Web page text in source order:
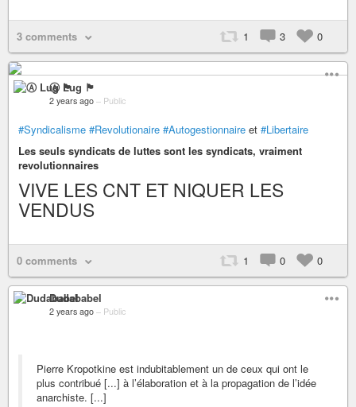
3 comments 1 3 0
Ⓐ Lug 🏴
2 years ago – Public
#Syndicalisme #Revolutionaire #Autogestionnaire et #Libertaire
Les seuls syndicats de luttes sont les syndicats, vraiment
revolutionnaires
VIVE LES CNT ET NIQUER LES
VENDUS
0 comments 1 0 0
Dudababel
2 years ago – Public
Pierre Kropotkine est indubitablement un de ceux qui ont le
plus contribué [...] à l’élaboration et à la propagation de l’idée
anarchiste. [...]